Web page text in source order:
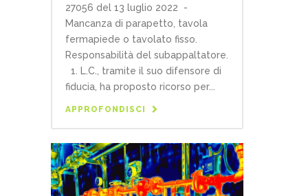
27056 del 13 luglio 2022 -
Mancanza di parapetto, tavola
fermapiede o tavolato fisso.
Responsabilità del subappaltatore.
1. L.C., tramite il suo difensore di
fiducia, ha proposto ricorso per...
APPROFONDISCI